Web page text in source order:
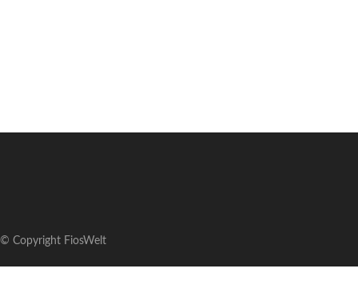
© Copyright FiosWelt